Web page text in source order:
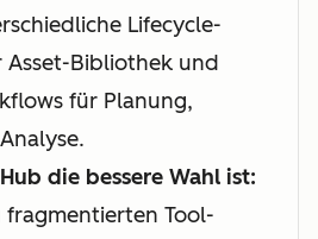
Lifecycle-
Asset-Bibliothek und
für Planung,
die bessere Wahl ist:
fragmentierten Tool-